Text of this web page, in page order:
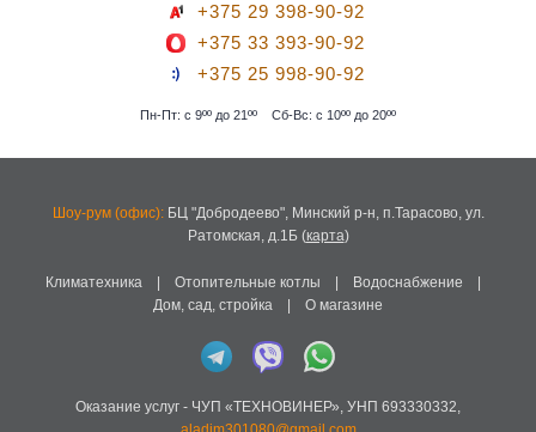
+375 29 398-90-92
+375 33 393-90-92
+375 25 998-90-92
Пн-Пт: с 9ºº до 21ºº Сб-Вс: с 10ºº до 20ºº
Шоу-рум (офис):БЦ "Добродеево", Минский р-н, п.Тарасово, ул.
Ратомская, д.1Б(карта)
Климатехника| Отопительные котлы Водоснабжение
Дом, сад, стройка
О магазине
Оказание услуг - ЧУП «ТЕХНОВИНЕР», УНП 693330332,